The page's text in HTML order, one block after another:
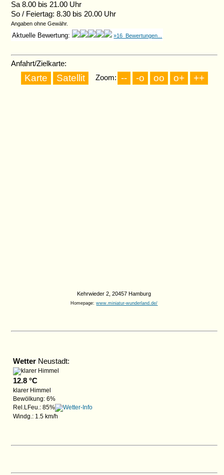
Sa 8.00 bis 21.00 Uhr
So / Feiertag: 8.30 bis 20.00 Uhr
Angaben ohne Gewähr.
Aktuelle Bewertung: »16 Bewertungen...
Anfahrt/Zielkarte:
Zoom:
Kehrwieder 2, 20457 Hamburg
Homepage:www.miniatur-wunderland.de/
Wetter Neustadt:
12.8 °C
klarer Himmel
Bewölkung: 6%
Rel.LFeu.: 85%
Windg.: 1.5 km/h